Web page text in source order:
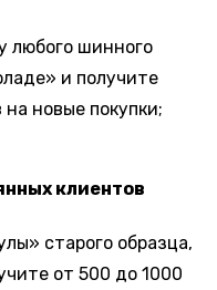
любого шинного
и получите
новые покупки;
клиентов
старого образца,
от 500 до 1000